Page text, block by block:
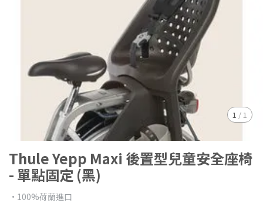
1 / 1
Thule Yepp Maxi 後置型兒童安全座椅
- 單點固定 (黑)
•100%荷蘭進口